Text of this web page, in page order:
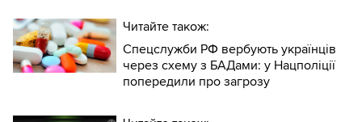
Читайте також:
Спецслужби РФ вербують українців
через схему з БАДами: у Нацполіції
попередили про загрозу